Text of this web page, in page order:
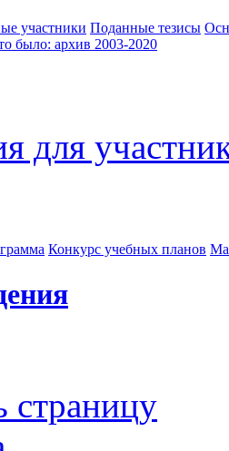
участники Поданные тезисы
было: архив 2003-2020
для
Конкурс учебных планов
страницу